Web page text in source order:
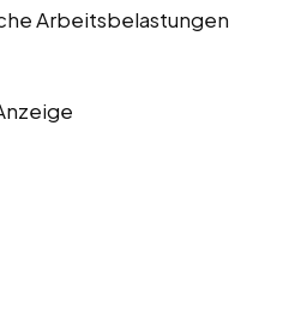
Arbeitsbelastungen